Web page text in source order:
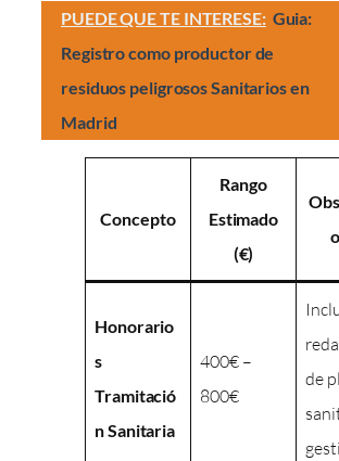
PUEDE QUE TE INTERESE: Guia:
Registro como productor de
residuos peligrosos Sanitarios en
Madrid
Concepto
Rango
Estimado
(€)
Honorario
s
Tramitació
n Sanitaria
400€ –
800€
de